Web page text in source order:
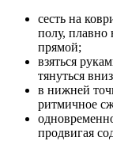
сесть на
полу, плавно
прямой;
взяться
тянуться
в нижней
ритмичное
продвигая